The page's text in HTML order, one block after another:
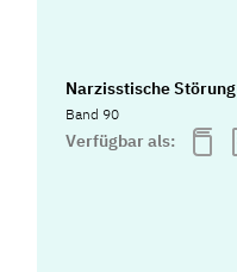
Narzisstische Störung
Band 90
Verfügbar als: